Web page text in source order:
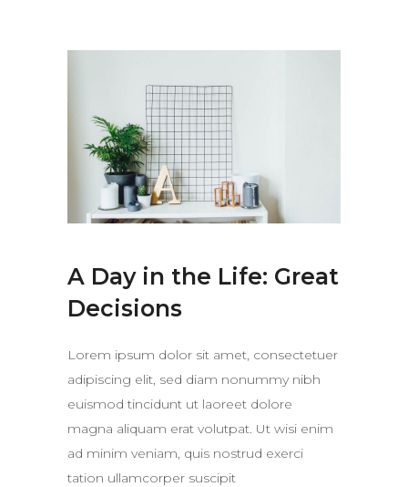
A Day in the Life: Great
Decisions
Lorem ipsum dolor sit amet, consectetuer
adipiscing elit, sed diam nonummy nibh
euismod tincidunt ut laoreet dolore
magna aliquam erat volutpat. Ut wisi enim
ad minim veniam, quis nostrud exerci
tation ullamcorper suscipit